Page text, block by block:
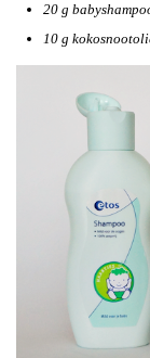
20 g
10 g